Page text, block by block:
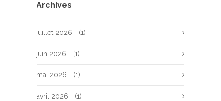
Archives
juillet 2026 (1)
juin 2026 (1)
mai 2026 (1)
avril 2026 (1)